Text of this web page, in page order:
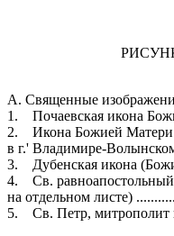
А. Священные
1. Почаевская икона
2. Икона Божией Матери
в г.' Владимире-
3. Дубенская икона
4. Св. равноапостольный
на отдельном листе)
5. Св. Петр, митрополит